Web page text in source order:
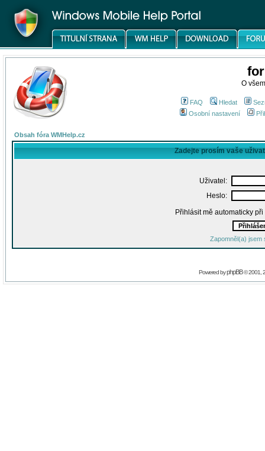
O
FAQ Hledat
Osobní nastavení
Obsah fóra WMHelp.cz
Zadejte prosím vaše
Uživatel:
Heslo:
Přihlásit mě automaticky
Zapomněl(a) jsem
Powered byphpBB© 2001,